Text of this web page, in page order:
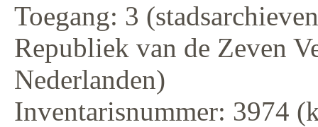
Toegang: 3
Republiek van de Zeven
Nederlanden)
Inventarisnummer: 3974